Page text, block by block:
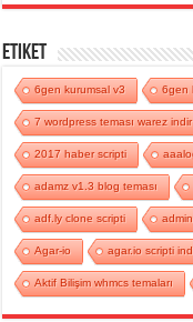
Etiket
6gen kurumsal v3 6gen
7 wordpress teması warez indir
2017 haber scripti
adamz v1.3 blog teması
adf.ly clone scripti
Agar-io agar.io scripti
Aktif Bilişim whmcs temaları